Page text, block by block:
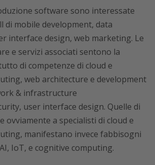
software sono interessate
di mobile development, data
interface design, web marketing. Le
e servizi associati sentono la
di competenze di cloud e
web architecture e development
& infrastructure
user interface design. Quelle di
ovviamente a specialisti di cloud e
manifestano invece fabbisogni
IoT, e cognitive computing.